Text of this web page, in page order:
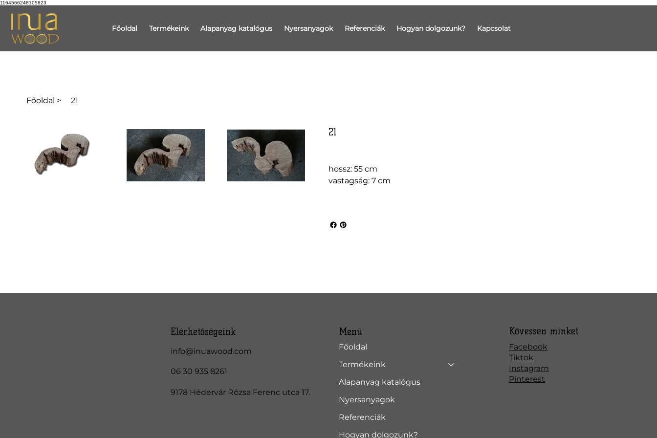
1164566248105823
Főoldal Termékeink Alapanyag katalógus Nyersanyagok Referenciák Hogyan dolgozunk? Kapcsolat
Főoldal > 21
21
hossz: 55 cm
vastagság: 7 cm
Elérhetőségeink
info@inuawood.com
06 30 935 8261
9178 Hédervár Rózsa Ferenc utca 17.
Menü
Főoldal
Termékeink
Alapanyag katalógus
Nyersanyagok
Referenciák
Hogyan dolgozunk?
Facebook
Tiktok
Instagram
Pinterest
Kövessen minket